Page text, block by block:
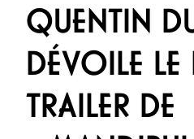
QUENTIN
DÉVOILE LE
TRAILER DE